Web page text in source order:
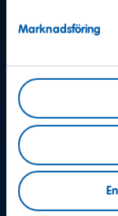
Marknadsföring
Fler
Vi hjälper